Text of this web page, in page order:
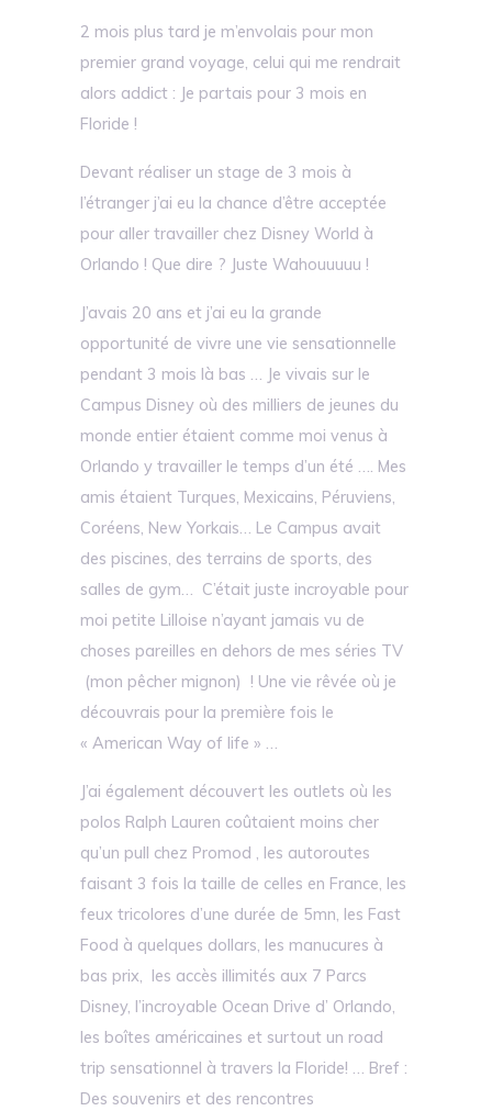
2 mois plus tard je m’envolais pour mon
premier grand voyage, celui qui me rendrait
alors addict : Je partais pour 3 mois en
Floride !
Devant réaliser un stage de 3 mois à
l’étranger j’ai eu la chance d’être acceptée
pour aller travailler chez Disney World à
Orlando ! Que dire ? Juste Wahouuuuu !
J’avais 20 ans et j’ai eu la grande
opportunité de vivre une vie sensationnelle
pendant 3 mois là bas … Je vivais sur le
Campus Disney où des milliers de jeunes du
monde entier étaient comme moi venus à
Orlando y travailler le temps d’un été …. Mes
amis étaient Turques, Mexicains, Péruviens,
Coréens, New Yorkais… Le Campus avait
des piscines, des terrains de sports, des
salles de gym… C’était juste incroyable pour
moi petite Lilloise n’ayant jamais vu de
choses pareilles en dehors de mes séries TV
(mon pêcher mignon) ! Une vie rêvée où je
découvrais pour la première fois le
« American Way of life » …
J’ai également découvert les outlets où les
polos Ralph Lauren coûtaient moins cher
qu’un pull chez Promod , les autoroutes
faisant 3 fois la taille de celles en France, les
feux tricolores d’une durée de 5mn, les Fast
Food à quelques dollars, les manucures à
bas prix, les accès illimités aux 7 Parcs
Disney, l’incroyable Ocean Drive d’ Orlando,
les boîtes américaines et surtout un road
trip sensationnel à travers la Floride! … Bref :
Des souvenirs et des rencontres